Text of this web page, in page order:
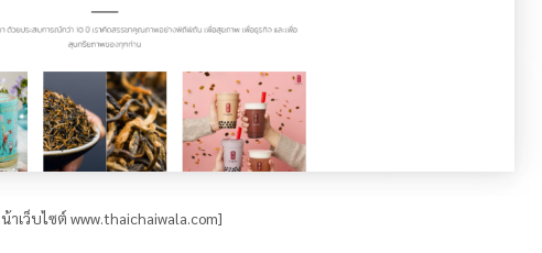
าเว็บไซต์ www.thaichaiwala.com]